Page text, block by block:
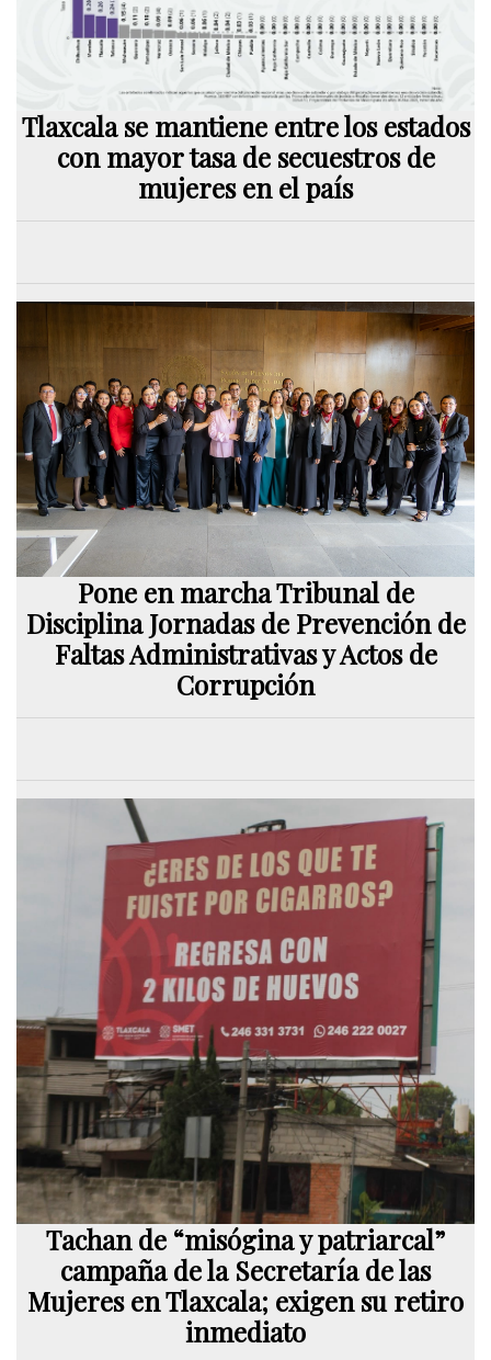
Tlaxcala se mantiene entre los estados
con mayor tasa de secuestros de
mujeres en el país
Pone en marcha Tribunal de
Disciplina Jornadas de Prevención de
Faltas Administrativas y Actos de
Corrupción
Tachan de “misógina y patriarcal”
campaña de la Secretaría de las
Mujeres en Tlaxcala; exigen su retiro
inmediato